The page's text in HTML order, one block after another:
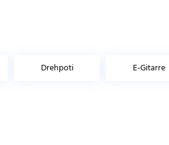
Drehpoti E-Gitarre